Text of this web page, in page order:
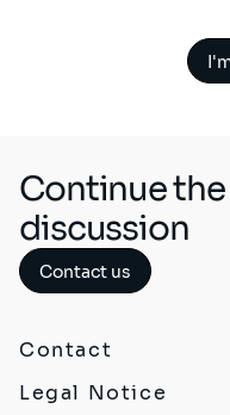
Continue the
discussion
Contact us
Contact
Legal Notice